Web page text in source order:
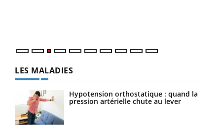
LES MALADIES
Hypotension orthostatique : quand la
pression artérielle chute au lever